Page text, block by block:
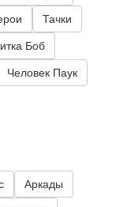
Тачки
Боб
Человек Паук
Аркады